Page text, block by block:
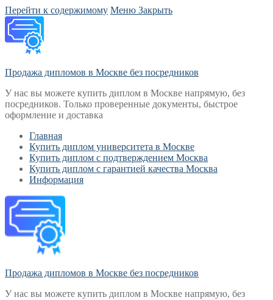
Перейти к содержимому Меню Закрыть
Продажа дипломов в Москве без посредников
У нас вы можете купить диплом в Москве напрямую, без
посредников. Только проверенные документы, быстрое
оформление и доставка
Главная
Купить диплом университета в Москве
Купить диплом с подтверждением Москва
Купить диплом с гарантией качества Москва
Информация
Продажа дипломов в Москве без посредников
У нас вы можете купить диплом в Москве напрямую, без